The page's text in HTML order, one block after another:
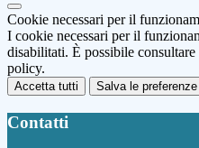
Cookie necessari per il
I cookie necessari per il
disabilitati. È possibile
policy.
Accetta tutti Salva le preferenze
Contatti